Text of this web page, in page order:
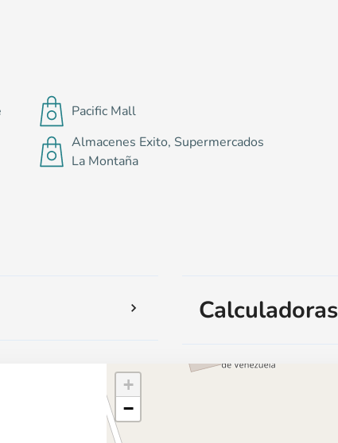
Pacific Mall
Almacenes Exito, Supermercados
La Montaña
Calculadoras
+
−